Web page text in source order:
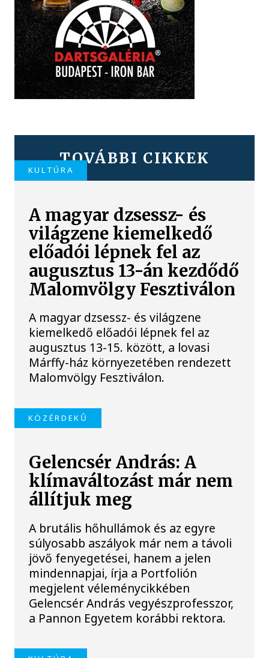
TOVÁBBI CIKKEK
KULTÚRA
A magyar dzsessz- és
világzene kiemelkedő
előadói lépnek fel az
augusztus 13-án kezdődő
Malomvölgy Fesztiválon
A magyar dzsessz- és világzene
kiemelkedő előadói lépnek fel az
augusztus 13-15. között, a lovasi
Márffy-ház környezetében rendezett
Malomvölgy Fesztiválon.
KÖZÉRDEKŰ
Gelencsér András: A
klímaváltozást már nem
állítjuk meg
A brutális hőhullámok és az egyre
súlyosabb aszályok már nem a távoli
jövő fenyegetései, hanem a jelen
mindennapjai, írja a Portfolión
megjelent véleménycikkében
Gelencsér András vegyészprofesszor,
a Pannon Egyetem korábbi rektora.